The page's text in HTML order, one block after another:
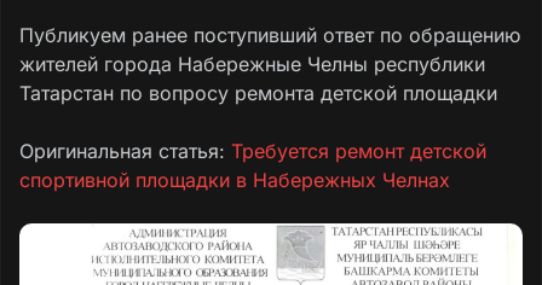
Публикуем ранее поступивший ответ по обращению
жителей города Набережные Челны республики
Татарстан по вопросу ремонта детской площадки
Оригинальная статья: Требуется ремонт детской
спортивной площадки в Набережных Челнах